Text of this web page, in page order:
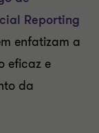
Reporting
enfatizam a
eficaz e
da